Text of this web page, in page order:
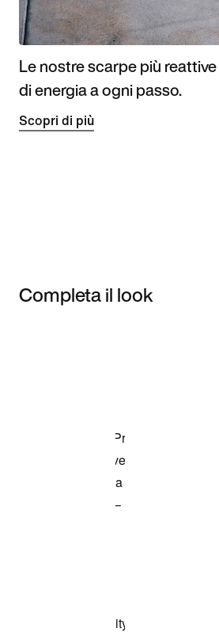
Le nostre scarpe più
di energia a ogni passo.
Scopri di più
Completa il look